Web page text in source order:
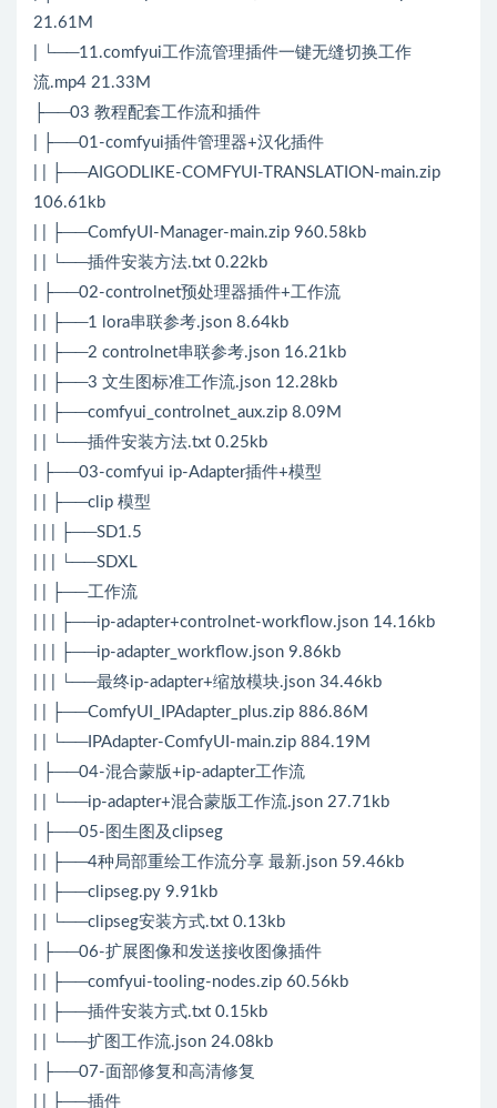
21.61M
| └──11.comfyui工作流管理插件一键无缝切换工作
流.mp4 21.33M
├──03 教程配套工作流和插件
| ├──01-comfyui插件管理器+汉化插件
| | ├──AIGODLIKE-COMFYUI-TRANSLATION-main.zip
106.61kb
| | ├──ComfyUI-Manager-main.zip 960.58kb
| | └──插件安装方法.txt 0.22kb
| ├──02-controlnet预处理器插件+工作流
| | ├──1 lora串联参考.json 8.64kb
| | ├──2 controlnet串联参考.json 16.21kb
| | ├──3 文生图标准工作流.json 12.28kb
| | ├──comfyui_controlnet_aux.zip 8.09M
| | └──插件安装方法.txt 0.25kb
| ├──03-comfyui ip-Adapter插件+模型
| | ├──clip 模型
| | | ├──SD1.5
| | | └──SDXL
| | ├──工作流
| | | ├──ip-adapter+controlnet-workflow.json 14.16kb
| | | ├──ip-adapter_workflow.json 9.86kb
| | | └──最终ip-adapter+缩放模块.json 34.46kb
| | ├──ComfyUI_IPAdapter_plus.zip 886.86M
| | └──IPAdapter-ComfyUI-main.zip 884.19M
| ├──04-混合蒙版+ip-adapter工作流
| | └──ip-adapter+混合蒙版工作流.json 27.71kb
| ├──05-图生图及clipseg
| | ├──4种局部重绘工作流分享 最新.json 59.46kb
| | ├──clipseg.py 9.91kb
| | └──clipseg安装方式.txt 0.13kb
| ├──06-扩展图像和发送接收图像插件
| | ├──comfyui-tooling-nodes.zip 60.56kb
| | ├──插件安装方式.txt 0.15kb
| | └──扩图工作流.json 24.08kb
| ├──07-面部修复和高清修复
| | ├──插件